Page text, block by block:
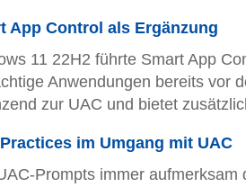
App Control als Ergänzung
11 22H2 führte Smart App
Anwendungen bereits vor
zur UAC und bietet
im Umgang mit UAC
Prompts immer